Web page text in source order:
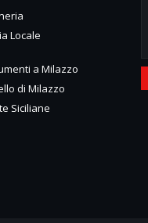
Locale
a Milazzo
di Milazzo
Siciliane